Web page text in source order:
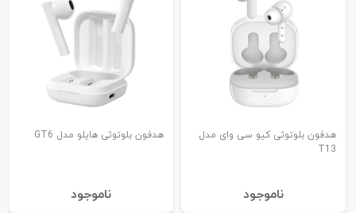
هدفون بلوتوثی کیو سی وای مدل
T13
نا‌موجود
هدفون بلوتوثی هایلو مدل GT6
نا‌موجود